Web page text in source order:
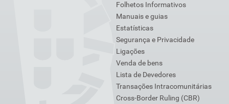
Folhetos Informativos
Manuais e guias
Estatísticas
Segurança e Privacidade
Ligações
Venda de bens
Lista de Devedores
Transações Intracomunitárias
Cross-Border Ruling (CBR)